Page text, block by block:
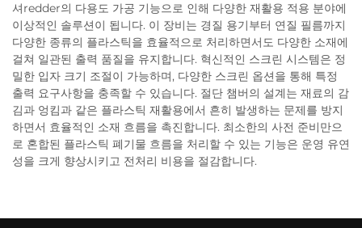
셔redder의 다용도 가공 기능으로 인해 다양한 재활용 적용 분야에
이상적인 솔루션이 됩니다. 이 장비는 경질 용기부터 연질 필름까지
다양한 종류의 플라스틱을 효율적으로 처리하면서도 다양한 소재에
걸쳐 일관된 출력 품질을 유지합니다. 혁신적인 스크린 시스템은 정
밀한 입자 크기 조절이 가능하며, 다양한 스크린 옵션을 통해 특정
출력 요구사항을 충족할 수 있습니다. 절단 챔버의 설계는 재료의 감
김과 엉킴과 같은 플라스틱 재활용에서 흔히 발생하는 문제를 방지
하면서 효율적인 소재 흐름을 촉진합니다. 최소한의 사전 준비만으
로 혼합된 플라스틱 폐기물 흐름을 처리할 수 있는 기능은 운영 유연
성을 크게 향상시키고 전처리 비용을 절감합니다.